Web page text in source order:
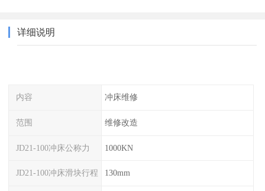
详细说明
内容 冲床维修
范围 维修改造
JD21-100冲床公称力 1000KN
JD21-100冲床滑块行程 130mm